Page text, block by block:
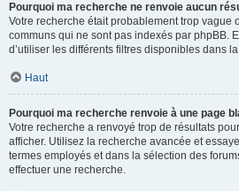
Pourquoi ma recherche ne renvoie aucun
Votre recherche était probablement trop vague
communs qui ne sont pas indexés par phpBB.
d’utiliser les différents filtres disponibles dans
Haut
Pourquoi ma recherche renvoie à une page
Votre recherche a renvoyé trop de résultats
afficher. Utilisez la recherche avancée et
termes employés et dans la sélection des
effectuer une recherche.